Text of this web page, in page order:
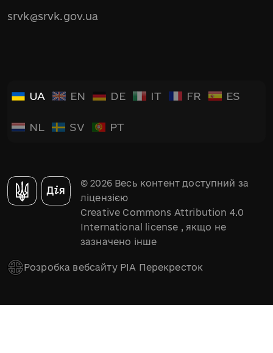
srvk@srvk.gov.ua
UA EN DE IT FR ES
NL SV PT
© 2026 Весь контент доступний за
ліцензією
Creative Commons Attribution 4.0
International license , якщо не
зазначено інше
Розробка вебсайту РІА Перекресток